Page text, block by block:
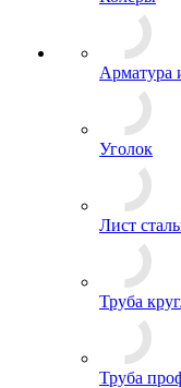
Арматура
Уголок
Лист
Труба
Труба